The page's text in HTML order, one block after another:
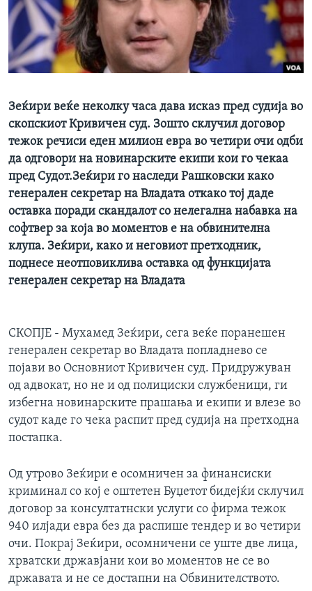
ИНТЕРВЈУА
Јазици
Зеќири веќе неколку часа дава исказ пред судија во
скопскиот Кривичен суд. Зошто склучил договор
тежок речиси еден милион евра во четири очи одби
да одговори на новинарските екипи кои го чекаа
пред Судот.Зеќири го наследи Рашковски како
генерален секретар на Владата откако тој даде
оставка поради скандалот со нелегална набавка на
софтвер за која во моментов е на обвинителна
клупа. Зеќири, како и неговиот претходник,
поднесе неотповиклива оставка од функцијата
генерален секретар на Владата
СКОПЈЕ - Мухамед Зеќири, сега веќе поранешен
генерален секретар во Владата попладнево се
појави во Основниот Кривичен суд. Придружуван
од адвокат, но не и од полициски службеници, ги
избегна новинарските прашања и екипи и влезе во
судот каде го чека распит пред судија на претходна
постапка.
Од утрово Зеќири е осомничен за финансиски
криминал со кој е оштетен Буџетот бидејќи склучил
договор за консултатнски услуги со фирма тежок
940 илјади евра без да распише тендер и во четири
очи. Покрај Зеќири, осомничени се уште две лица,
хрватски државјани кои во моментов не се во
државата и не се достапни на Обвинителството.